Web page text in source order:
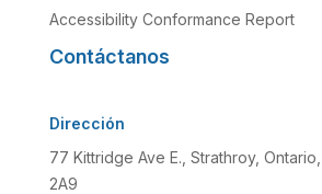
Accessibility Conformance Report
Contáctanos
Dirección
77 Kittridge Ave E., Strathroy, Ontario,
2A9